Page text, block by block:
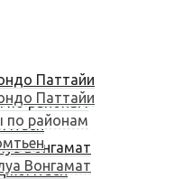
Паттайи
по районам
Вонгамат
Паттайи
по районам
Вонгамат